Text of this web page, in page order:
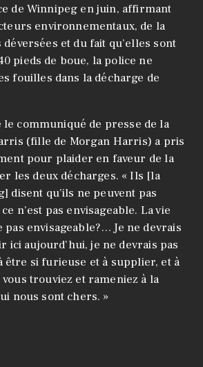
de Winnipeg en juin, affirmant
environnementaux, de la
et du fait qu’elles sont
pieds de boue, la police ne
fouilles dans la décharge de
communiqué de presse de la
(fille de Morgan Harris) a pris
pour plaider en faveur de la
les deux décharges. « Ils [la
disent qu’ils ne peuvent pas
n’est pas envisageable. La vie
pas envisageable?… Je ne devrais
ici aujourd’hui, je ne devrais pas
être si furieuse et à supplier, et à
trouviez et rameniez à la
nous sont chers. »